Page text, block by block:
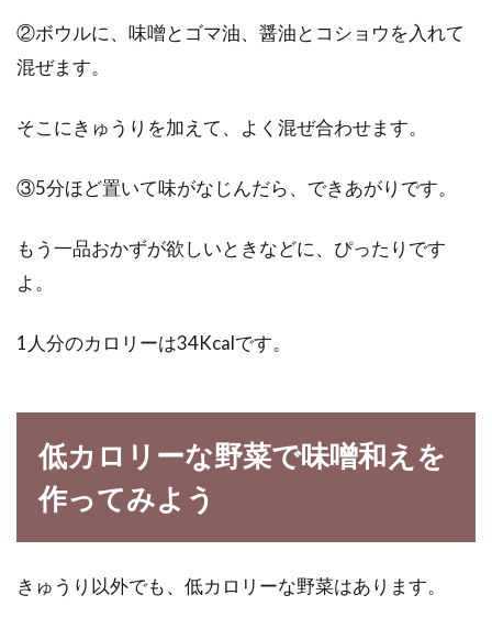
②ボウルに、味噌とゴマ油、醤油とコショウを入れて
混ぜます。
そこにきゅうりを加えて、よく混ぜ合わせます。
③5分ほど置いて味がなじんだら、できあがりです。
もう一品おかずが欲しいときなどに、ぴったりです
よ。
1人分のカロリーは34Kcalです。
低カロリーな野菜で味噌和えを
作ってみよう
きゅうり以外でも、低カロリーな野菜はあります。